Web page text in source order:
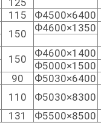
125
115
Ф4500×6400
150
Ф4600×1350
150
Ф4600×1400
Ф5000×1500
90
Ф5030×6400
110
Ф5030×8300
131 Ф5500×8500